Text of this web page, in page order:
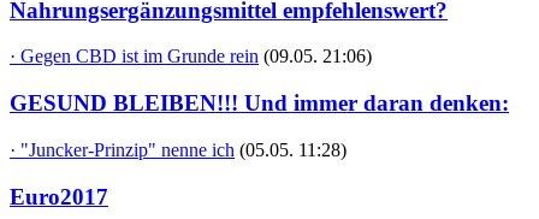
Nahrungsergänzungsmittel empfehlenswert?
· Gegen CBD ist im Grunde rein (09.05. 21:06)
GESUND BLEIBEN!!! Und immer daran denken:
· "Juncker-Prinzip" nenne ich (05.05. 11:28)
Euro2017